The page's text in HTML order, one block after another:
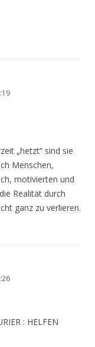
„hetzt“ sind sie
Menschen,
motivierten und
Realität durch
ganz zu verlieren.
: HELFEN